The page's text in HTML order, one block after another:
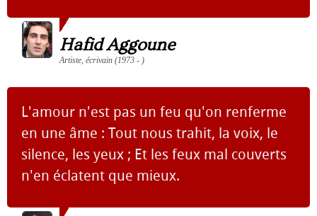
Hafid Aggoune
Artiste, écrivain (1973 - )
L'amour n'est pas un feu qu'on renferme
en une âme : Tout nous trahit, la voix, le
silence, les yeux ; Et les feux mal couverts
n'en éclatent que mieux.